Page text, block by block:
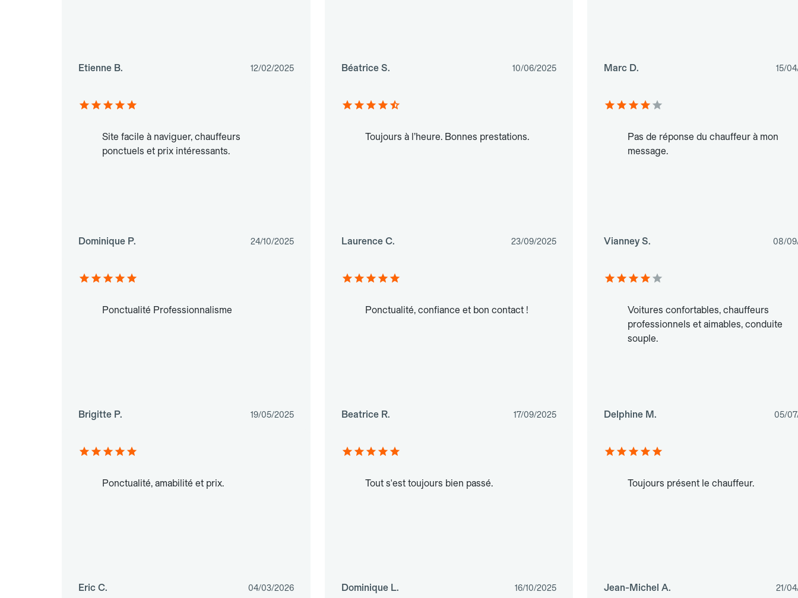
Etienne B. 12/02/2025 Béatrice S. 10/06/2025 Marc D. 15/
Site facile à naviguer, chauffeurs
ponctuels et prix intéressants.
Dominique P. 24/10/2025
Toujours à l’heure. Bonnes prestations.
Laurence C. 23/09/2025
Pas de réponse du chauffeur à mon
message.
Vianney S. 08/
Ponctualité Professionnalisme
Brigitte P. 19/05/2025
Ponctualité, confiance et bon contact !
Beatrice R. 17/09/2025
Voitures confortables, chauffeurs
professionnels et aimables, conduite
souple.
Delphine M. 05/
Ponctualité, amabilité et prix.
Eric C. 04/03/2026
Tout s'est toujours bien passé.
Dominique L. 16/10/2025
Toujours présent le chauffeur.
Jean-Michel A. 21/